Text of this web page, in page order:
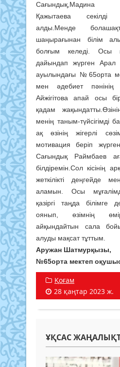
Сағындық,Мадина
Қажытаева секілді
алды.Менде
шаңырағынан білім
болғым келеді. Осы
дайындап жүрген Арал
ауылындағы №65орта
мен әдебиет пәнінің
Айжігітова апай осы
қадам
менің таным-түйсігімді
ақ өзінің жігерлі
мотивация беріп
Сағындық Раймбаев
білдіремін.Сол кісінің
жеткілікті деңгейде
аламын. Осы
қазіргі таңда білімге
оянып, өзімнің
айқындайтын сала
алуды мақсат тұттым.
Аружан Шатмурқызы,
№65орта мектеп
Қоғам
28 қаңтар 2023 ж.
ҰҚСАС